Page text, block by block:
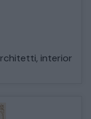
interior